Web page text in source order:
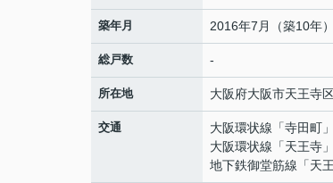
築年月 2016年7月（築10年）
総戸数 -
所在地 大阪府大阪市天王寺
交通 大阪環状線 「寺田町
大阪環状線 「天王寺
地下鉄御堂筋線 「天